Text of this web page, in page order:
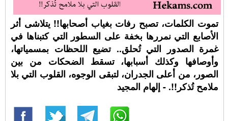
تموت الكلمات، تصبح رفات بغياب أصحابها!! يتلاشى أثر
الأصابع التي نمررها بخفة على السطور التي كتبناها في
غمرة الصدور التي تُحلق.. تضيع اللحظات بمسمياتها،
وأوصافها وكذلك أسبابها، تسقط الضحكات من بين
الصور، من أعلى الجدران، لتبقى الوجوه، القلوب التي بلا
ملامح تُذكر!!. - إلهام المجيد